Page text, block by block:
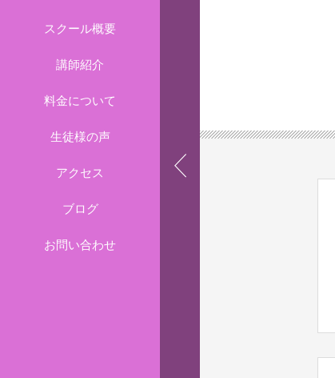
スクール概要
講師紹介
料金について
生徒様の声
アクセス
ブログ
お問い合わせ